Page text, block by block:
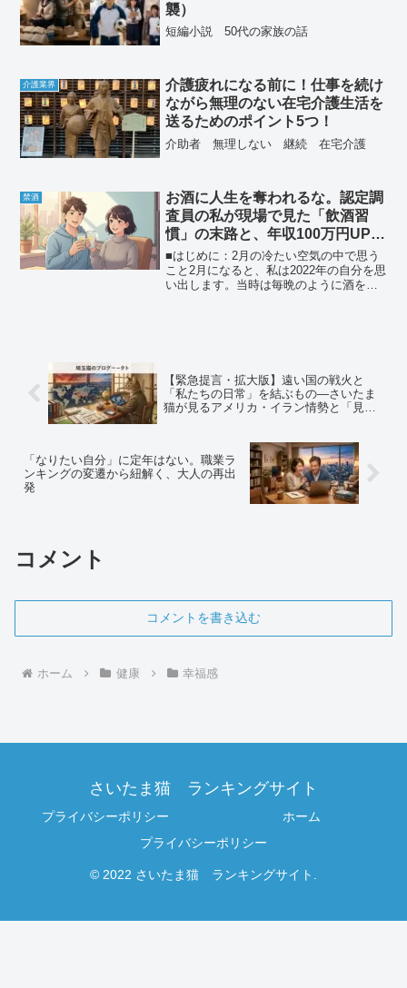
襲）
短編小説 50代の家族の話
介護業界
介護疲れになる前に！仕事を続け
ながら無理のない在宅介護生活を
送るためのポイント5つ！
介助者 無理しない 継続 在宅介護
禁酒
お酒に人生を奪われるな。認定調
査員の私が現場で見た「飲酒習
慣」の末路と、年収100万円UPを
実現した禁酒のリアル
■はじめに：2月の冷たい空気の中で思う
こと2月になると、私は2022年の自分を思
い出します。当時は毎晩のように酒を飲
【緊急提言・拡大版】遠い国の戦火と
「私たちの日常」を結ぶもの―さいたま
猫が見るアメリカ・イラン情勢と「見え
「なりたい自分」に定年はない。職業ラ
ンキングの変遷から紐解く、大人の再出
発
コメント
コメントを書き込む
ホーム 健康 幸福感
さいたま猫 ランキングサイト
プライバシーポリシー
ホーム
プライバシーポリシー
© 2022 さいたま猫 ランキングサイト.